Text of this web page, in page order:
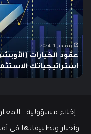
Swing
دليلك
الشامل
للمبتدئين
يونيو 10, 2025
ما هو الـ Swing Trading؟ دليلك الشامل للمبتدئين
إخلاء مسؤولية :
وأخبار وتطبيقاتها في